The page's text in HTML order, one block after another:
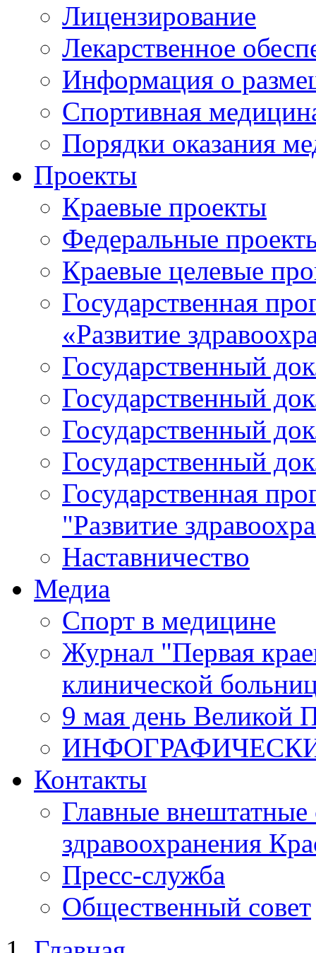
Лицензирование
Лекарственное
Информация о
Спортивная
Порядки оказания
Проекты
Краевые проекты
Федеральные
Краевые целевые
Государственная
«Развитие
Государственный
Государственный
Государственный
Государственный
Государственная
"Развитие
Наставничество
Медиа
Спорт в медицине
Журнал "Первая
клинической
9 мая день Великой
Контакты
Главные внештатные
здравоохранения
Пресс-служба
Общественный совет